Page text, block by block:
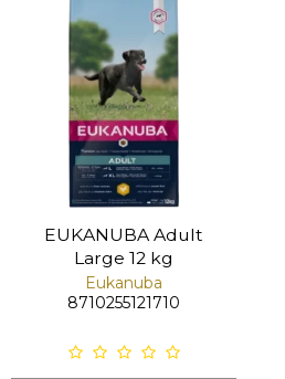
EUKANUBA Adult
Large 12 kg
Eukanuba
8710255121710